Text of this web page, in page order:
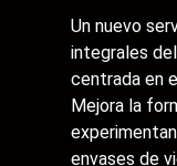
Un nuevo
integrales
centrada en
Mejora la
envases de